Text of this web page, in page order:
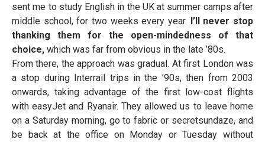
sent me to study English in the UK at summer camps after
middle school, for two weeks every year. I’ll never stop
thanking them for the open-mindedness of that
choice, which was far from obvious in the late ’80s.
From there, the approach was gradual. At first London was
a stop during Interrail trips in the ’90s, then from 2003
onwards, taking advantage of the first low-cost flights
with easyJet and Ryanair. They allowed us to leave home
on a Saturday morning, go to fabric or secretsundaze, and
be back at the office on Monday or Tuesday without